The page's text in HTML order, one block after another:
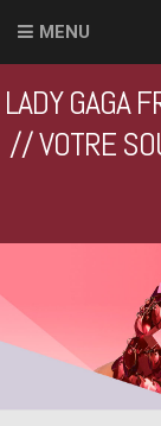
MENU
LADY GAGA
// VOTRE